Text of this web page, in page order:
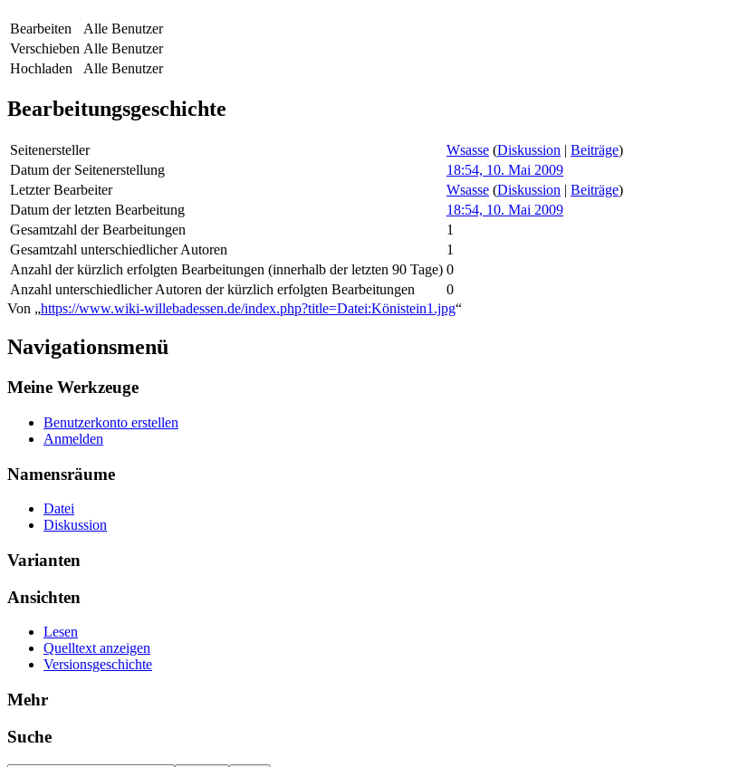
Bearbeiten
Alle Benutzer
Verschieben Alle Benutzer
Hochladen
Alle Benutzer
Bearbeitungsgeschichte
Seitenersteller Wsasse (Diskussion | Beiträge)
Datum der Seitenerstellung
18:54, 10. Mai 2009
Letzter Bearbeiter
Wsasse (Diskussion | Beiträge)
Datum der letzten Bearbeitung
18:54, 10. Mai 2009
Gesamtzahl der Bearbeitungen
1
Gesamtzahl unterschiedlicher Autoren
1
Anzahl der kürzlich erfolgten Bearbeitungen (innerhalb der letzten 90 Tage) 0
Anzahl unterschiedlicher Autoren der kürzlich erfolgten Bearbeitungen
0
Von „https://www.wiki-willebadessen.de/index.php?title=Datei:Könistein1.jpg“
Navigationsmenü
Meine Werkzeuge
Benutzerkonto erstellen
Anmelden
Namensräume
Datei
Diskussion
Varianten
Ansichten
Lesen
Quelltext anzeigen
Versionsgeschichte
Mehr
Suche